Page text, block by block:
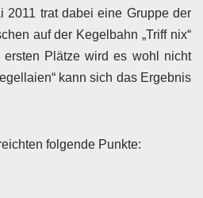
2011 trat dabei eine Gruppe der
auf der Kegelbahn „Triff nix“
Plätze wird es wohl nicht
kann sich das Ergebnis
folgende Punkte: